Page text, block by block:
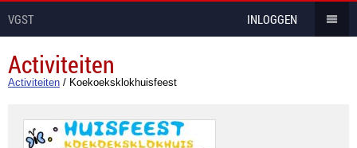
VGST INLOGGEN
Activiteiten
Activiteiten / Koekoeksklokhuisfeest